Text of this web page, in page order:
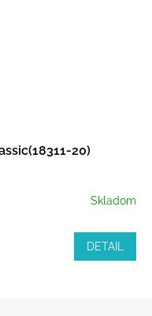
20)
Skladom
DETAIL